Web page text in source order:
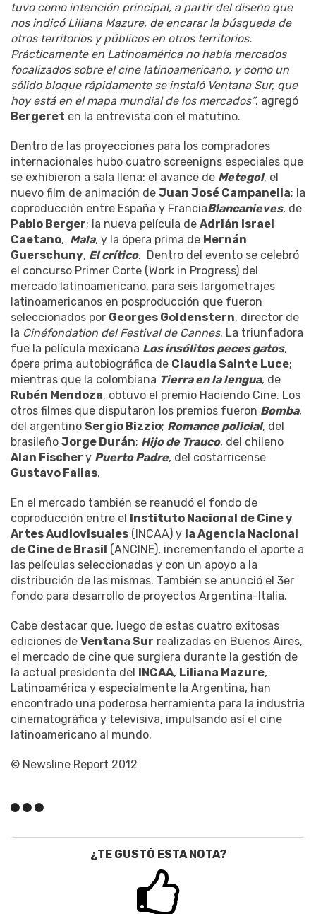
tuvo como intención principal, a partir del diseño que
nos indicó Liliana Mazure, de encarar la búsqueda de
otros territorios y públicos en otros territorios.
Prácticamente en Latinoamérica no había mercados
focalizados sobre el cine latinoamericano, y como un
sólido bloque rápidamente se instaló Ventana Sur, que
hoy está en el mapa mundial de los mercados”, agregó
Bergeret en la entrevista con el matutino.
Dentro de las proyecciones para los compradores
internacionales hubo cuatro screenigns especiales que
se exhibieron a sala llena: el avance de Metegol, el
nuevo film de animación de Juan José Campanella; la
coproducción entre España y FranciaBlancanieves, de
Pablo Berger; la nueva película de Adrián Israel
Caetano, Mala, y la ópera prima de Hernán
Guerschuny, El crítico. Dentro del evento se celebró
el concurso Primer Corte (Work in Progress) del
mercado latinoamericano, para seis largometrajes
latinoamericanos en posproducción que fueron
seleccionados por Georges Goldenstern, director de
la Cinéfondation del Festival de Cannes. La triunfadora
fue la película mexicana Los insólitos peces gatos,
ópera prima autobiográfica de Claudia Sainte Luce;
mientras que la colombiana Tierra en la lengua, de
Rubén Mendoza, obtuvo el premio Haciendo Cine. Los
otros filmes que disputaron los premios fueron Bomba,
del argentino Sergio Bizzio; Romance policial, del
brasileño Jorge Durán; Hijo de Trauco, del chileno
Alan Fischer y Puerto Padre, del costarricense
Gustavo Fallas.
En el mercado también se reanudó el fondo de
coproducción entre el Instituto Nacional de Cine y
Artes Audiovisuales (INCAA) y la Agencia Nacional
de Cine de Brasil (ANCINE), incrementando el aporte a
las películas seleccionadas y con un apoyo a la
distribución de las mismas. También se anunció el 3er
fondo para desarrollo de proyectos Argentina-Italia.
Cabe destacar que, luego de estas cuatro exitosas
ediciones de Ventana Sur realizadas en Buenos Aires,
el mercado de cine que surgiera durante la gestión de
la actual presidenta del INCAA, Liliana Mazure,
Latinoamérica y especialmente la Argentina, han
encontrado una poderosa herramienta para la industria
cinematográfica y televisiva, impulsando así el cine
latinoamericano al mundo.
© Newsline Report 2012
¿TE GUSTÓ ESTA NOTA?